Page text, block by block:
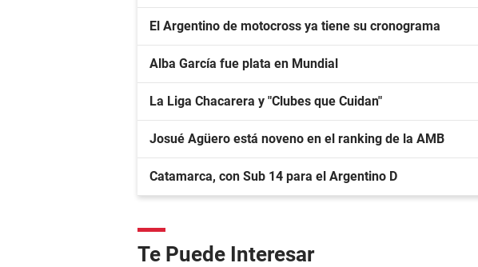
El Argentino de motocross ya tiene su cronograma
Alba García fue plata en Mundial
La Liga Chacarera y "Clubes que Cuidan"
Josué Agüero está noveno en el ranking de la AMB
Catamarca, con Sub 14 para el Argentino D
Te Puede Interesar